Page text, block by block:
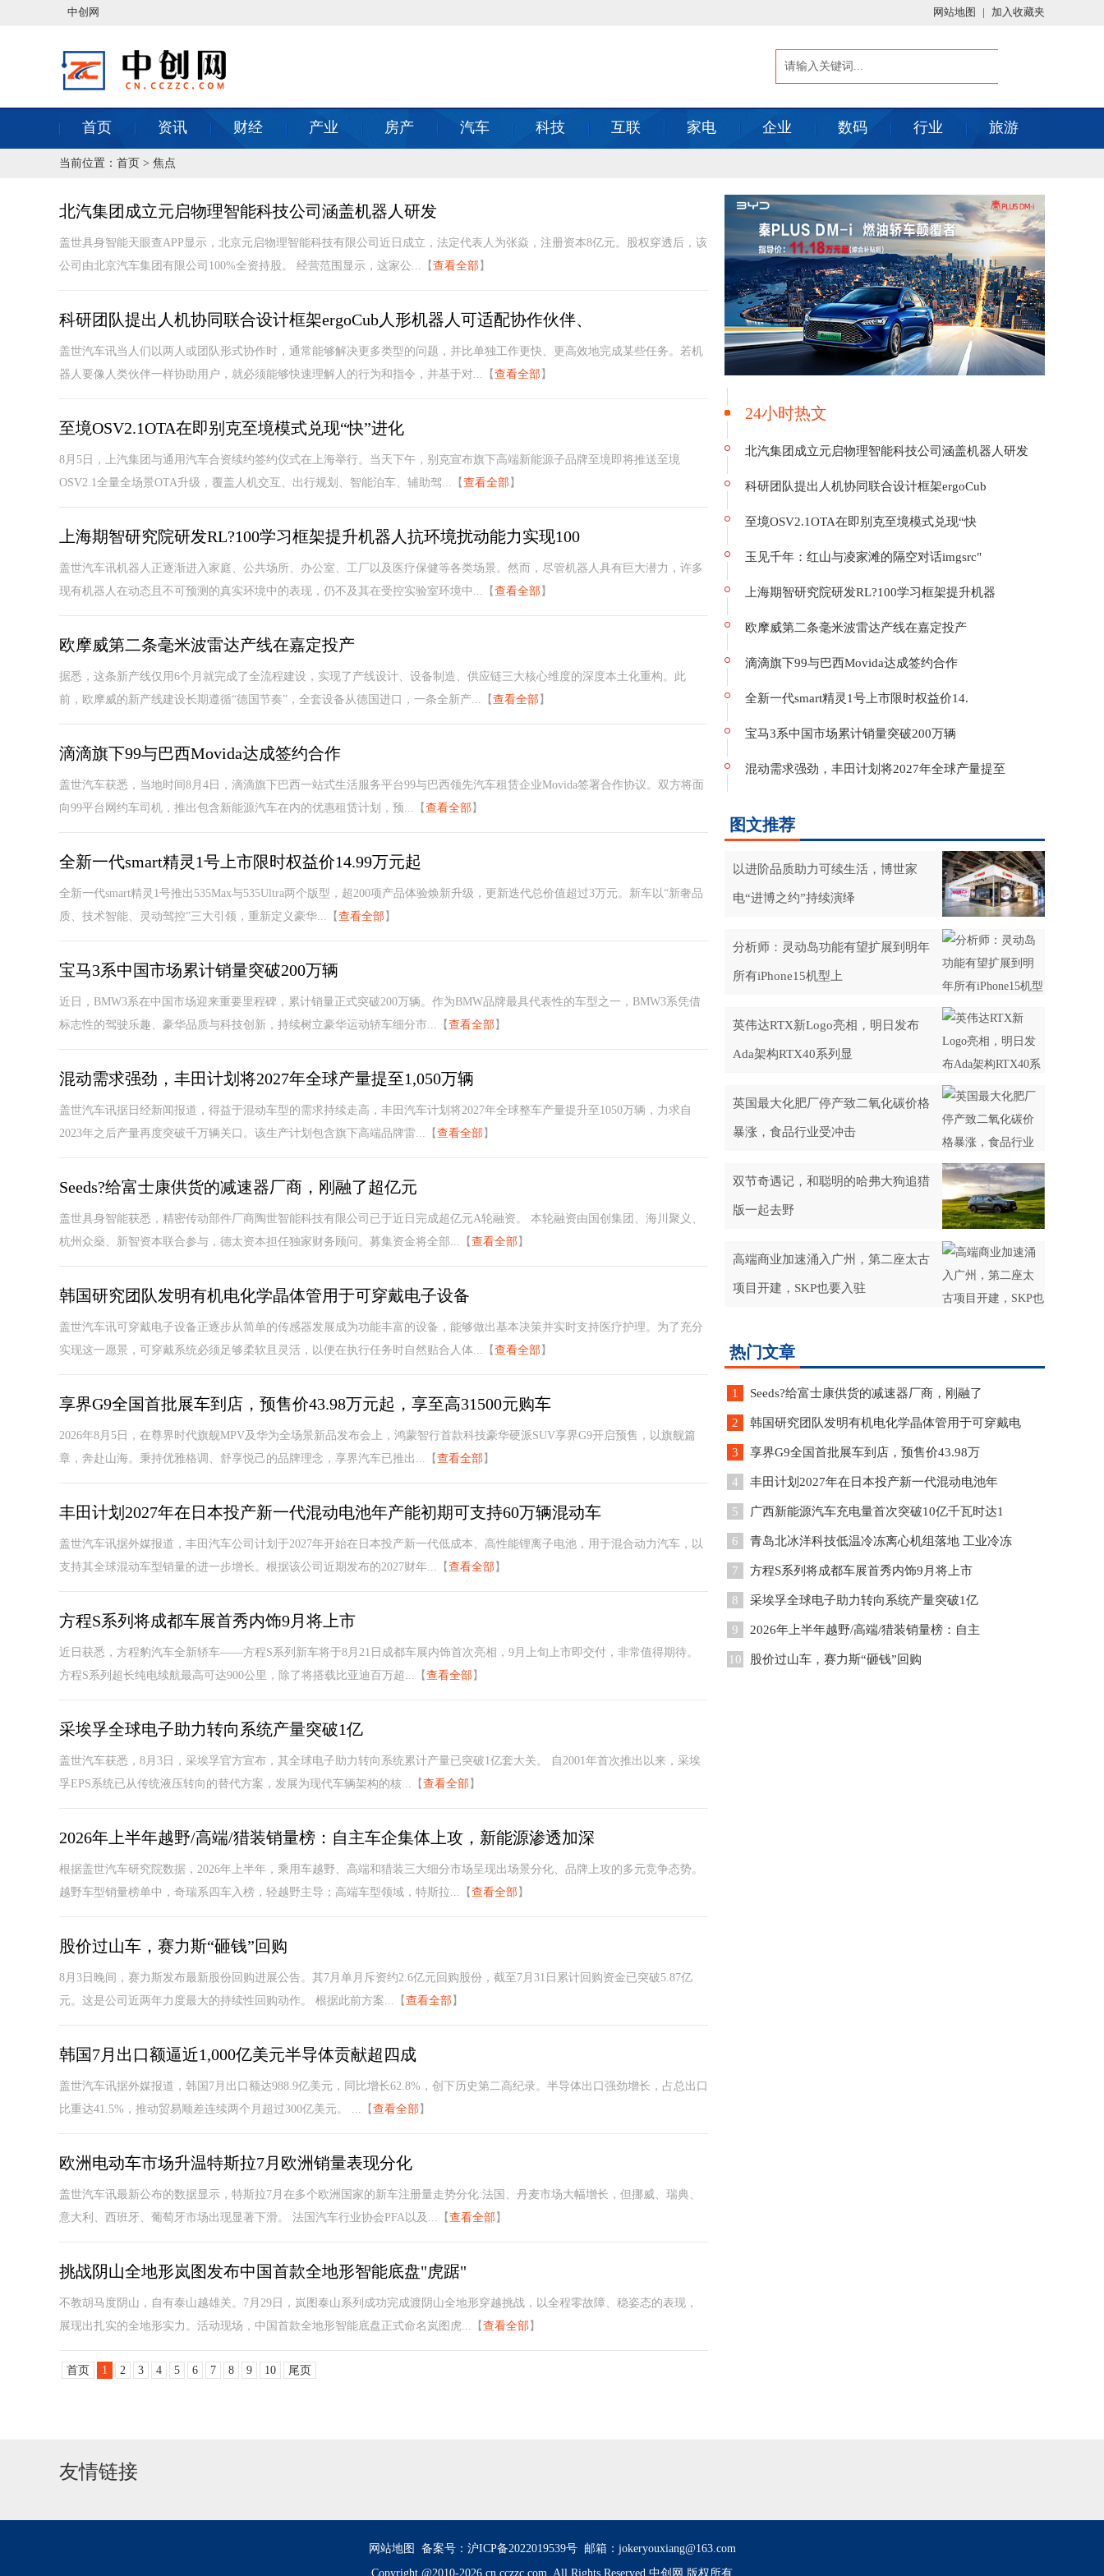
中创网 网站地图 | 加入收藏夹
首页 资讯 财经 产业 房产 汽车 科技 互联 家电 企业 数码 行业 旅游
当前位置： 首页 > 焦点
北汽集团成立元启物理智能科技公司涵盖机器人研发
盖世具身智能天眼查APP显示，北京元启物理智能科技有限公司近日成立，法定代表人为张焱，注册资本8亿元。股权穿透后，该
公司由北京汽车集团有限公司100%全资持股。 经营范围显示，这家公...【 查看全部 】
科研团队提出人机协同联合设计框架ergoCub人形机器人可适配协作伙伴、
盖世汽车讯当人们以两人或团队形式协作时，通常能够解决更多类型的问题，并比单独工作更快、更高效地完成某些任务。若机
器人要像人类伙伴一样协助用户，就必须能够快速理解人的行为和指令，并基于对...【 查看全部 】
至境OSV2.1OTA在即别克至境模式兑现“快”进化
8月5日，上汽集团与通用汽车合资续约签约仪式在上海举行。当天下午，别克宣布旗下高端新能源子品牌至境即将推送至境
OSV2.1全量全场景OTA升级，覆盖人机交互、出行规划、智能泊车、辅助驾...【 查看全部 】
上海期智研究院研发RL?100学习框架提升机器人抗环境扰动能力实现100
盖世汽车讯机器人正逐渐进入家庭、公共场所、办公室、工厂以及医疗保健等各类场景。然而，尽管机器人具有巨大潜力，许多
现有机器人在动态且不可预测的真实环境中的表现，仍不及其在受控实验室环境中...【 查看全部 】
欧摩威第二条毫米波雷达产线在嘉定投产
据悉，这条新产线仅用6个月就完成了全流程建设，实现了产线设计、设备制造、供应链三大核心维度的深度本土化重构。此
前，欧摩威的新产线建设长期遵循“德国节奏”，全套设备从德国进口，一条全新产...【 查看全部 】
滴滴旗下99与巴西Movida达成签约合作
盖世汽车获悉，当地时间8月4日，滴滴旗下巴西一站式生活服务平台99与巴西领先汽车租赁企业Movida签署合作协议。双方将面
向99平台网约车司机，推出包含新能源汽车在内的优惠租赁计划，预...【 查看全部 】
全新一代smart精灵1号上市限时权益价14.99万元起
全新一代smart精灵1号推出535Max与535Ultra两个版型，超200项产品体验焕新升级，更新迭代总价值超过3万元。新车以“新奢品
质、技术智能、灵动驾控”三大引领，重新定义豪华...【 查看全部 】
宝马3系中国市场累计销量突破200万辆
近日，BMW3系在中国市场迎来重要里程碑，累计销量正式突破200万辆。作为BMW品牌最具代表性的车型之一，BMW3系凭借
标志性的驾驶乐趣、豪华品质与科技创新，持续树立豪华运动轿车细分市...【 查看全部 】
混动需求强劲，丰田计划将2027年全球产量提至1,050万辆
盖世汽车讯据日经新闻报道，得益于混动车型的需求持续走高，丰田汽车计划将2027年全球整车产量提升至1050万辆，力求自
2023年之后产量再度突破千万辆关口。该生产计划包含旗下高端品牌雷...【 查看全部 】
Seeds?给富士康供货的减速器厂商，刚融了超亿元
盖世具身智能获悉，精密传动部件厂商陶世智能科技有限公司已于近日完成超亿元A轮融资。 本轮融资由国创集团、海川聚义、
杭州众燊、新智资本联合参与，德太资本担任独家财务顾问。募集资金将全部...【 查看全部 】
韩国研究团队发明有机电化学晶体管用于可穿戴电子设备
盖世汽车讯可穿戴电子设备正逐步从简单的传感器发展成为功能丰富的设备，能够做出基本决策并实时支持医疗护理。为了充分
实现这一愿景，可穿戴系统必须足够柔软且灵活，以便在执行任务时自然贴合人体...【 查看全部 】
享界G9全国首批展车到店，预售价43.98万元起，享至高31500元购车
2026年8月5日，在尊界时代旗舰MPV及华为全场景新品发布会上，鸿蒙智行首款科技豪华硬派SUV享界G9开启预售，以旗舰篇
章，奔赴山海。秉持优雅格调、舒享悦己的品牌理念，享界汽车已推出...【 查看全部 】
丰田计划2027年在日本投产新一代混动电池年产能初期可支持60万辆混动车
盖世汽车讯据外媒报道，丰田汽车公司计划于2027年开始在日本投产新一代低成本、高性能锂离子电池，用于混合动力汽车，以
支持其全球混动车型销量的进一步增长。根据该公司近期发布的2027财年...【 查看全部 】
方程S系列将成都车展首秀内饰9月将上市
近日获悉，方程豹汽车全新轿车——方程S系列新车将于8月21日成都车展内饰首次亮相，9月上旬上市即交付，非常值得期待。
方程S系列超长纯电续航最高可达900公里，除了将搭载比亚迪百万超...【 查看全部 】
采埃孚全球电子助力转向系统产量突破1亿
盖世汽车获悉，8月3日，采埃孚官方宣布，其全球电子助力转向系统累计产量已突破1亿套大关。 自2001年首次推出以来，采埃
孚EPS系统已从传统液压转向的替代方案，发展为现代车辆架构的核...【 查看全部 】
2026年上半年越野/高端/猎装销量榜：自主车企集体上攻，新能源渗透加深
根据盖世汽车研究院数据，2026年上半年，乘用车越野、高端和猎装三大细分市场呈现出场景分化、品牌上攻的多元竞争态势。
越野车型销量榜单中，奇瑞系四车入榜，轻越野主导；高端车型领域，特斯拉...【 查看全部 】
股价过山车，赛力斯“砸钱”回购
8月3日晚间，赛力斯发布最新股份回购进展公告。其7月单月斥资约2.6亿元回购股份，截至7月31日累计回购资金已突破5.87亿
元。这是公司近两年力度最大的持续性回购动作。 根据此前方案...【 查看全部 】
韩国7月出口额逼近1,000亿美元半导体贡献超四成
盖世汽车讯据外媒报道，韩国7月出口额达988.9亿美元，同比增长62.8%，创下历史第二高纪录。半导体出口强劲增长，占总出口
比重达41.5%，推动贸易顺差连续两个月超过300亿美元。 ...【 查看全部 】
欧洲电动车市场升温特斯拉7月欧洲销量表现分化
盖世汽车讯最新公布的数据显示，特斯拉7月在多个欧洲国家的新车注册量走势分化:法国、丹麦市场大幅增长，但挪威、瑞典、
意大利、西班牙、葡萄牙市场出现显著下滑。 法国汽车行业协会PFA以及...【 查看全部 】
挑战阴山全地形岚图发布中国首款全地形智能底盘"虎踞"
不教胡马度阴山，自有泰山越雄关。7月29日，岚图泰山系列成功完成渡阴山全地形穿越挑战，以全程零故障、稳姿态的表现，
展现出扎实的全地形实力。活动现场，中国首款全地形智能底盘正式命名岚图虎...【 查看全部 】
首页 1 2 3 4 5 6 7 8 9 10 尾页
24小时热文
北汽集团成立元启物理智能科技公司涵盖机器人研发
科研团队提出人机协同联合设计框架ergoCub
至境OSV2.1OTA在即别克至境模式兑现“快
玉见千年：红山与凌家滩的隔空对话imgsrc"
上海期智研究院研发RL?100学习框架提升机器
欧摩威第二条毫米波雷达产线在嘉定投产
滴滴旗下99与巴西Movida达成签约合作
全新一代smart精灵1号上市限时权益价14.
宝马3系中国市场累计销量突破200万辆
混动需求强劲，丰田计划将2027年全球产量提至
图文推荐
以进阶品质助力可续生活，博世家
电“进博之约”持续演绎
分析师：灵动岛功能有望扩展到明年
所有iPhone15机型上
英伟达RTX新Logo亮相，明日发布
Ada架构RTX40系列显
英国最大化肥厂停产致二氧化碳价格
暴涨，食品行业受冲击
双节奇遇记，和聪明的哈弗大狗追猎
版一起去野
高端商业加速涌入广州，第二座太古
项目开建，SKP也要入驻
热门文章
1 Seeds?给富士康供货的减速器厂商，刚融了
2 韩国研究团队发明有机电化学晶体管用于可穿戴电
3 享界G9全国首批展车到店，预售价43.98万
4 丰田计划2027年在日本投产新一代混动电池年
5 广西新能源汽车充电量首次突破10亿千瓦时达1
6 青岛北冰洋科技低温冷冻离心机组落地 工业冷冻
7 方程S系列将成都车展首秀内饰9月将上市
8 采埃孚全球电子助力转向系统产量突破1亿
9 2026年上半年越野/高端/猎装销量榜：自主
10 股价过山车，赛力斯“砸钱”回购
友情链接
网站地图 备案号：沪ICP备2022019539号邮箱：jokeryouxiang@163.com
Copyright @2010-2026 cn.cczzc.com. All Rights Reserved 中创网 版权所有